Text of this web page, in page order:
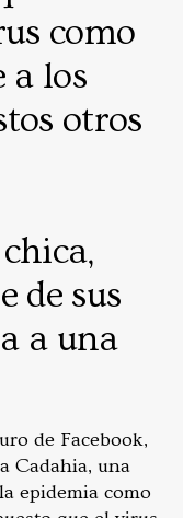
como
a los
otros
de sus
a una
de Facebook,
Cadahia, una
epidemia como